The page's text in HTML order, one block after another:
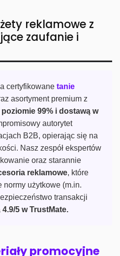
reklamowe z
zaufanie i
certyfikowane tanie
asortyment premium z
99% i dostawą w
autorytet
B2B, opierając się na
Nasz zespół ekspertów
oraz starannie
reklamowe, które
normy użytkowe (m.in.
transakcji
4.9/5 w TrustMate.
promocyjne